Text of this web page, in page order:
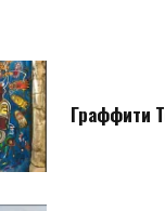
Граффити